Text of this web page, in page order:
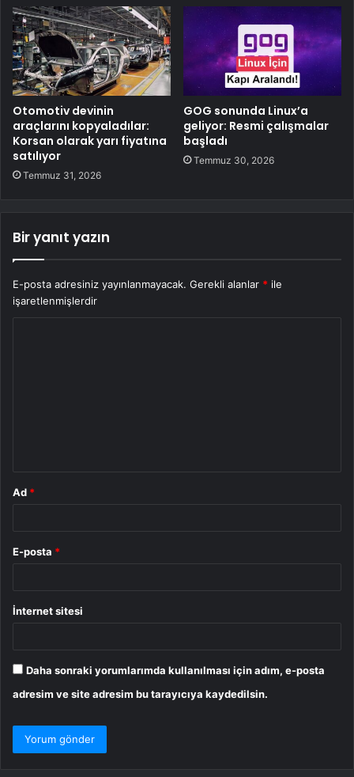
Otomotiv devinin
araçlarını kopyaladılar:
Korsan olarak yarı fiyatına
satılıyor
Temmuz 31, 2026
GOG sonunda Linux’a
geliyor: Resmi çalışmalar
başladı
Temmuz 30, 2026
Bir yanıt yazın
E-posta adresiniz yayınlanmayacak. Gerekli alanlar * ile
işaretlenmişlerdir
Ad *
E-posta *
İnternet sitesi
Daha sonraki yorumlarımda kullanılması için adım, e-posta
adresim ve site adresim bu tarayıcıya kaydedilsin.